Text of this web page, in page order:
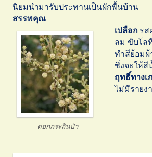
นิยมนำมารับประทานเป็นผักพื้นบ้าน
สรรพคุณ
ดอกกระถินป่า
เปลือก รส
ลม ขับโล
ทำสีย้อมผ้
ซึ่งจะให้สี
ฤทธิ์ทางเ
ไม่มีรายง